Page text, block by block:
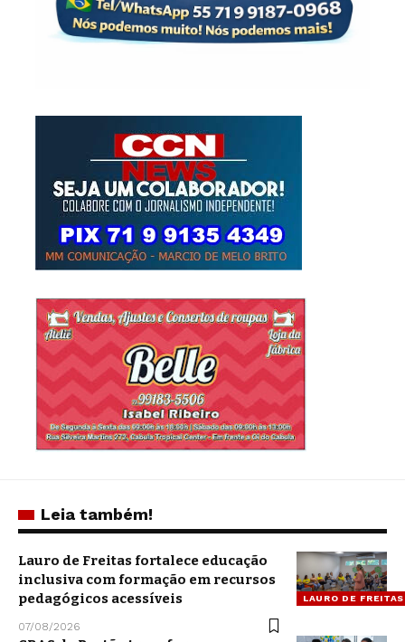
Leia também!
LAURO DE FREITAS
Lauro de Freitas fortalece educação
inclusiva com formação em recursos
pedagógicos acessíveis
07/08/2026